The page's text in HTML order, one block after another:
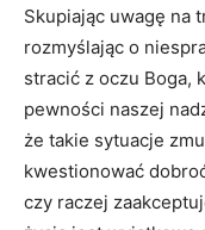
Skupiając uwagę na
rozmyślając o
stracić z oczu Boga,
pewności naszej
że takie sytuacje
kwestionować
czy raczej